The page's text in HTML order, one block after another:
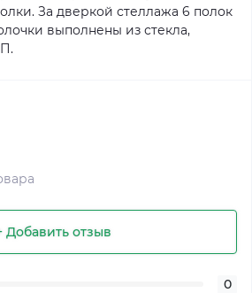
За дверкой стеллажа 6 полок
выполнены из стекла,
Добавить отзыв
0